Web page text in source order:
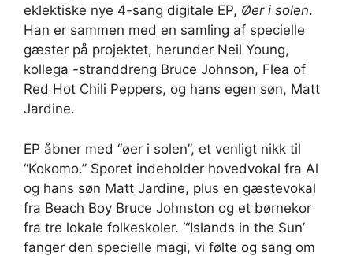
eklektiske nye 4-sang digitale EP, Øer i solen.
Han er sammen med en samling af specielle
gæster på projektet, herunder Neil Young,
kollega -stranddreng Bruce Johnson, Flea of ​​
Red Hot Chili Peppers, og hans egen søn, Matt
Jardine.
EP åbner med “øer i solen”, et venligt nikk til
“Kokomo.” Sporet indeholder hovedvokal fra Al
og hans søn Matt Jardine, plus en gæstevokal
fra Beach Boy Bruce Johnston og et børnekor
fra tre lokale folkeskoler. “‘Islands in the Sun’
fanger den specielle magi, vi følte og sang om